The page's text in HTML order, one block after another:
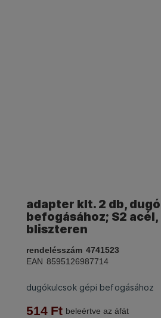
adapter klt. 2 db,
befogásához; S2 acél,
bliszteren
rendelésszám 4741523
EAN 8595126987714
dugókulcsok gépi befogásához
514 Ft beleértve az áfát